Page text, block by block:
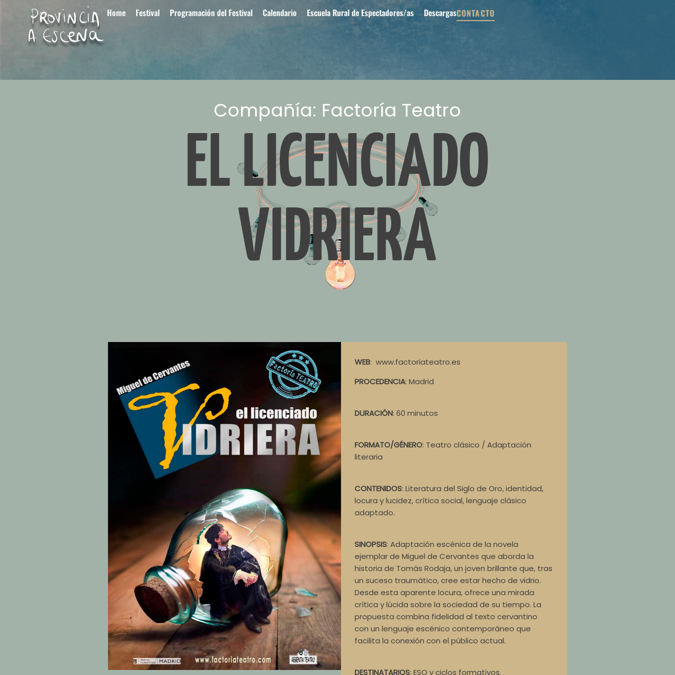
Home Festival Programación del Festival Calendario Escuela Rural de Espectadores/as DescargasCONTACTO
Compañía: Factoría Teatro
EL LICENCIADO
VIDRIERA
WEB: www.factoriateatro.es
PROCEDENCIA: Madrid
DURACIÓN: 60 minutos
FORMATO/GÉNERO: Teatro clásico / Adaptación
literaria
CONTENIDOS: Literatura del Siglo de Oro, identidad,
locura y lucidez, crítica social, lenguaje clásico
adaptado.
SINOPSIS: Adaptación escénica de la novela
ejemplar de Miguel de Cervantes que aborda la
historia de Tomás Rodaja, un joven brillante que, tras
un suceso traumático, cree estar hecho de vidrio.
Desde esta aparente locura, ofrece una mirada
crítica y lúcida sobre la sociedad de su tiempo. La
propuesta combina fidelidad al texto cervantino
con un lenguaje escénico contemporáneo que
facilita la conexión con el público actual.
DESTINATARIOS: ESO y ciclos formativos.